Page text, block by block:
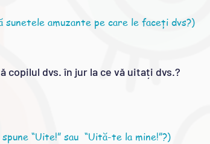
sunetele amuzante pe care le faceți dvs?)
copilul dvs. în jur la ce vă uitați dvs.?
“Uite!” sau “Uită-te la mine!”?)